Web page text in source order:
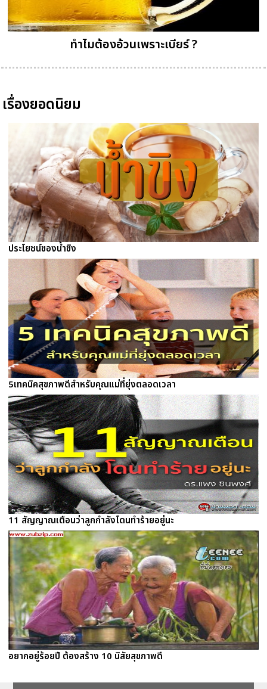
ทำไมต้องอ้วนเพราะเบียร์ ?
เรื่องยอดนิยม
ประโยชน์ของน้ำขิง
5เทคนิคสุขภาพดีสำหรับคุณแม่ที่ยุ่งตลอดเวลา
11 สัญญาณเตือนว่าลูกกำลังโดนทำร้ายอยู่นะ
อยากอยู่ร้อยปี ต้องสร้าง 10 นิสัยสุขภาพดี